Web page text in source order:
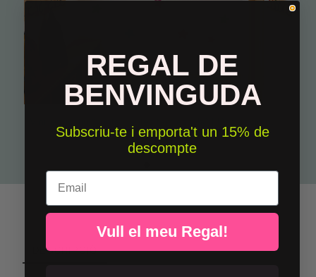
32,50 €
DESCRIPCIÓ
REGAL DE
BENVINGUDA
Subscriu-te i emporta't un 15% de
descompte
Email
Vull el meu Regal!